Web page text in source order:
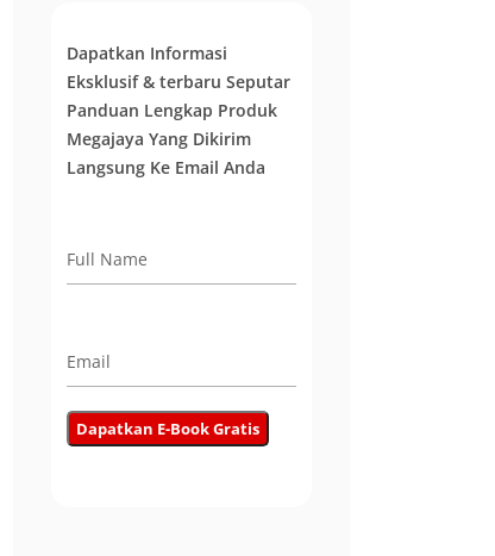
Dapatkan Informasi
Eksklusif & terbaru Seputar
Panduan Lengkap Produk
Megajaya Yang Dikirim
Langsung Ke Email Anda